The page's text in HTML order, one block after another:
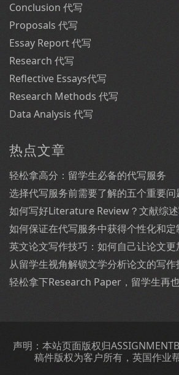
Conclusion 代写
Proposals 代写
Essay Report 代写
Research 代写
Reflective Essays代写
Research Methods 代写
Data Analysis 代写
热点文章
轻松拿高分：留学生必备的代写服务
选择代写服务前需要了解的五个重要问
如何写好Literature Review？文献综
如何保证在代写服务中获得个性化和定
英文论文写作技巧：如何自己让论文更
从留学生视角解锁文学分析论文的写作
轻松拿下Research Paper，留学生再
声明：本站页面版权归
稿件版权为客户所有，英国作业